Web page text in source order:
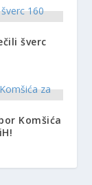
šverc
Komšića